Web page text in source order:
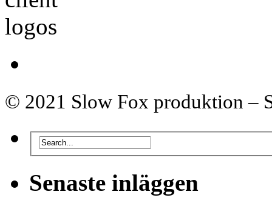
© 2021 Slow Fox produktion –
Senaste inläggen